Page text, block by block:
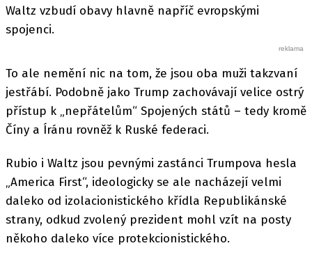
Waltz vzbudí obavy hlavně napříč evropskými
spojenci.
To ale nemění nic na tom, že jsou oba muži takzvaní
jestřábí. Podobně jako Trump zachovávají velice ostrý
přístup k „nepřátelům“ Spojených států – tedy kromě
Číny a Íránu rovněž k Ruské federaci.
Rubio i Waltz jsou pevnými zastánci Trumpova hesla
„America First“, ideologicky se ale nacházejí velmi
daleko od izolacionistického křídla Republikánské
strany, odkud zvolený prezident mohl vzít na posty
někoho daleko více protekcionistického.